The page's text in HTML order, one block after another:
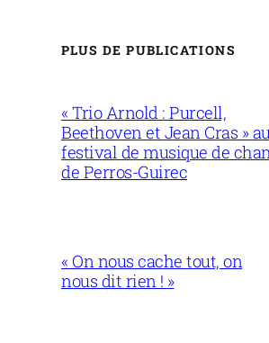
PLUS DE PUBLICATIONS
« Trio Arnold : Purcell,
Beethoven et Jean Cras »
festival de musique de
de Perros-Guirec
« On nous cache tout, on
nous dit rien ! »